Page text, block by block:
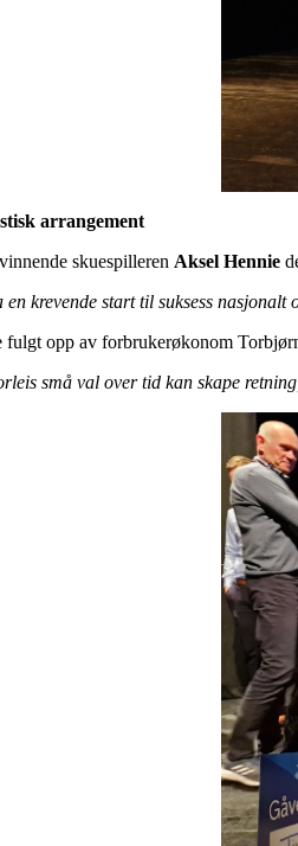
arrangement
skuespilleren Aksel Hennie
en krevende start til suksess nasjonalt
fulgt opp av forbrukerøkonom
små val over tid kan skape